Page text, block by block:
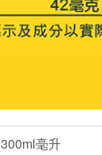
300ml毫升